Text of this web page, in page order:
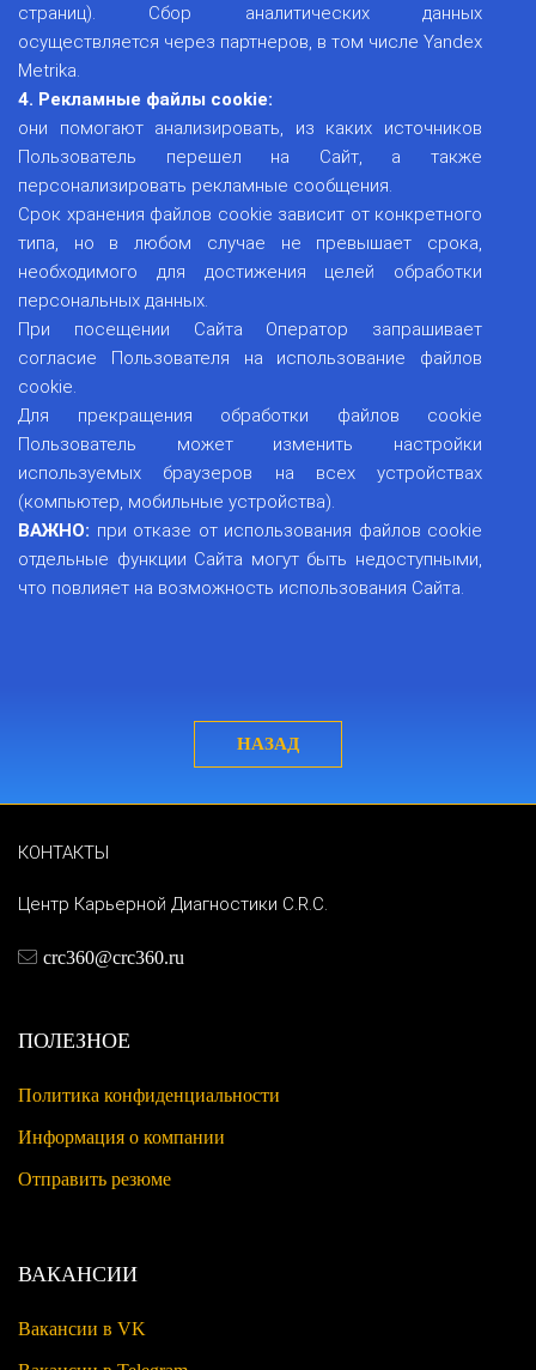
страниц). Сбор аналитических данных
осуществляется через партнеров, в том числе Yandex
Metrika.
4. Рекламные файлы cookie:
они помогают анализировать, из каких источников
Пользователь перешел на Сайт, а также
персонализировать рекламные сообщения.
Срок хранения файлов cookie зависит от конкретного
типа, но в любом случае не превышает срока,
необходимого для достижения целей обработки
персональных данных.
При посещении Сайта Оператор запрашивает
согласие Пользователя на использование файлов
cookie.
Для прекращения обработки файлов cookie
Пользователь может изменить настройки
используемых браузеров на всех устройствах
(компьютер, мобильные устройства).
ВАЖНО: при отказе от использования файлов cookie
отдельные функции Сайта могут быть недоступными,
что повлияет на возможность использования Сайта.
НАЗАД
КОНТАКТЫ
Центр Карьерной Диагностики C.R.C.
crc360@crc360.ru
ПОЛЕЗНОЕ
Политика конфиденциальности
Информация о компании
Отправить резюме
ВАКАНСИИ
Вакансии в VK